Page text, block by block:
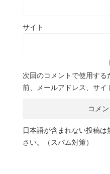
サイト
次回のコメントで使用する
前、メールアドレス、サイ
日本語が含まれない投稿
さい。（スパム対策）